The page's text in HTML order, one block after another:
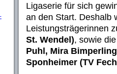
Ligaserie für sich
an den Start. Deshalb
Leistungsträgerinnen
St. Wendel), sowie
Puhl, Mira
Sponheimer (TV